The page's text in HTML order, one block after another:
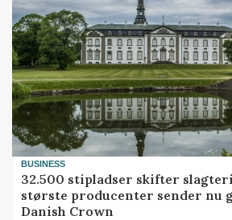
BUSINESS
32.500 stipladser skifter
største producenter sender nu
Danish Crown